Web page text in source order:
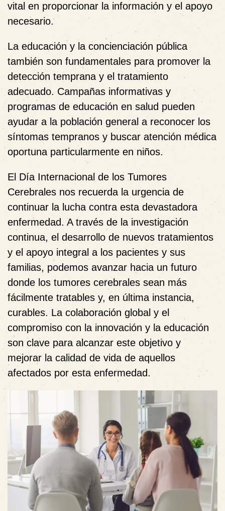
vital en proporcionar la información y el apoyo
necesario.
La educación y la concienciación pública
también son fundamentales para promover la
detección temprana y el tratamiento
adecuado. Campañas informativas y
programas de educación en salud pueden
ayudar a la población general a reconocer los
síntomas tempranos y buscar atención médica
oportuna particularmente en niños.
El Día Internacional de los Tumores
Cerebrales nos recuerda la urgencia de
continuar la lucha contra esta devastadora
enfermedad. A través de la investigación
continua, el desarrollo de nuevos tratamientos
y el apoyo integral a los pacientes y sus
familias, podemos avanzar hacia un futuro
donde los tumores cerebrales sean más
fácilmente tratables y, en última instancia,
curables. La colaboración global y el
compromiso con la innovación y la educación
son clave para alcanzar este objetivo y
mejorar la calidad de vida de aquellos
afectados por esta enfermedad.